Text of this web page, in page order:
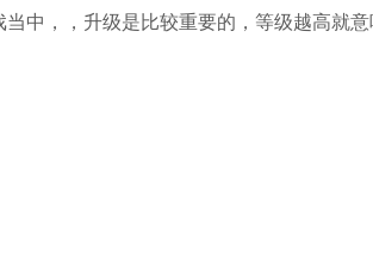
当中，，升级是比较重要的，等级越高就